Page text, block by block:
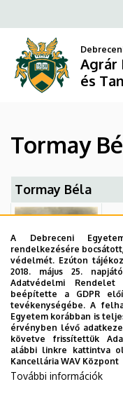
Béla
Agrár
és
(AKIT)
a
tartalomra
Agrár
és
Tormay
Tormay Béla
Legutóbbi frissítés:
A Debreceni
rendelkezésére
védelmét. Ezúton
2018. május 25.
Adatvédelmi
beépítette a GDPR
tevékenységébe. A
Egyetem korábban is
érvényben lévő
követve frissítettük
alábbi linkre kattintva
Kancellária WAV Központ
További információk